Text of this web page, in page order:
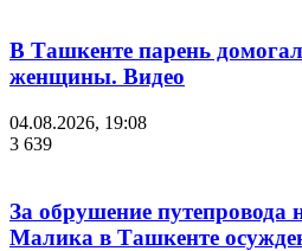
В Ташкенте парень
женщины. Видео
04.08.2026, 19:08
3 639
За обрушение путепровода
Малика в Ташкенте